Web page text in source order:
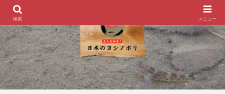
メニュー
検索